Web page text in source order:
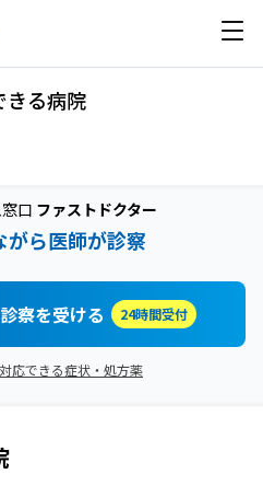
きる病院
口 ファストドクター
がら医師が診察
察を受ける 24時間受付
応できる症状・処方薬